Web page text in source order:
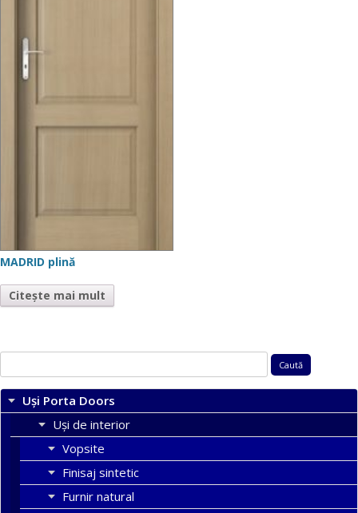
MADRID plină
Citește mai mult
după:
Uși Porta Doors
Uși de interior
Vopsite
Finisaj sintetic
Furnir natural